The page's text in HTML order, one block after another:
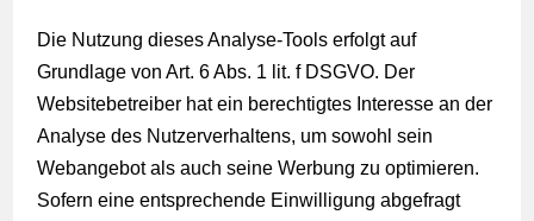
Die Nutzung dieses Analyse-Tools erfolgt auf
Grundlage von Art. 6 Abs. 1 lit. f DSGVO. Der
Websitebetreiber hat ein berechtigtes Interesse an der
Analyse des Nutzerverhaltens, um sowohl sein
Webangebot als auch seine Werbung zu optimieren.
Sofern eine entsprechende Einwilligung abgefragt